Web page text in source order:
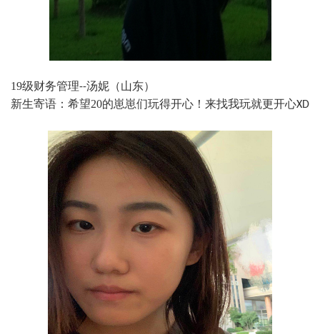
19级财务管理--汤妮（山东）
新生寄语：希望20的崽崽们玩得开心！来找我玩就更开心XD